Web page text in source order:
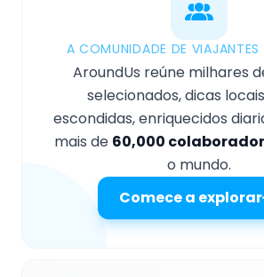
A COMUNIDADE DE VIAJANTES
AroundUs reúne milhares
selecionados, dicas
escondidas, enriquecidos
mais de 60,000
o mundo.
Comece a explorar